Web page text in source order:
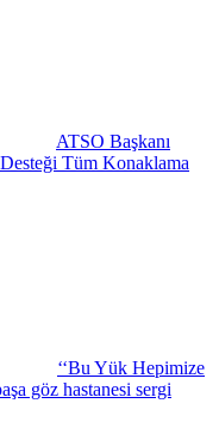
ATSO Başkanı
Tüm Konaklama
‘‘Bu Yük Hepimize
göz hastanesi sergi